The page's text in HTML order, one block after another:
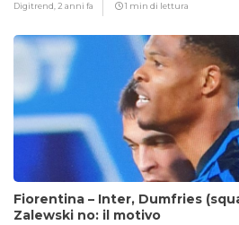
Digitrend, 2 anni fa 1 min di lettura
Fiorentina – Inter, Dumfries
Zalewski no: il motivo